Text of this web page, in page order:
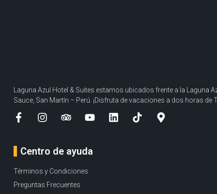
Laguna Azul Hotel & Suites estamos ubicados frente a la Laguna
Sauce, San Martín – Perú. ¡Disfruta de vacaciones a dos horas de
Centro de ayuda
Términos y Condiciones
Preguntas Frecuentes